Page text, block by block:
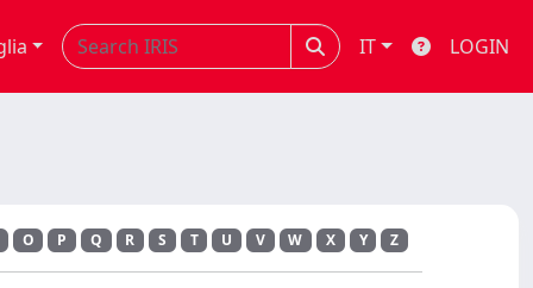
IT LOGIN
O P Q R S T U V W X Y Z